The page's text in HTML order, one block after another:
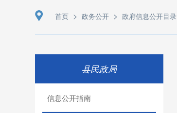
首页 > 政务公开 > 政府信息公开目录
县民政局
信息公开指南